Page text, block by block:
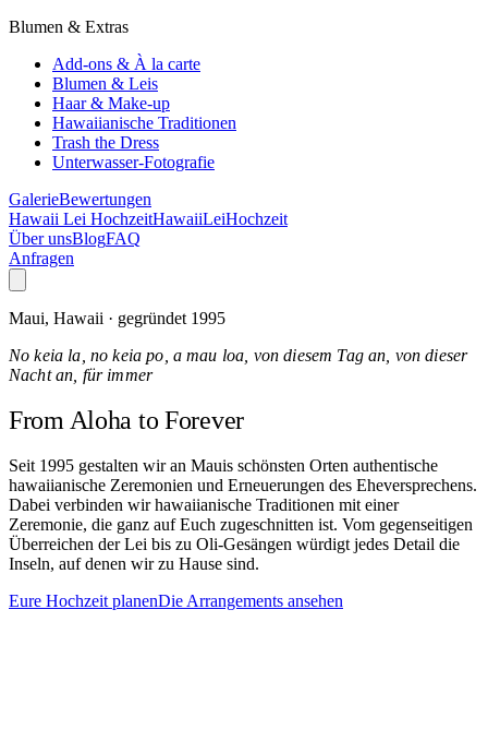
Blumen & Extras
Add-ons & À la carte
Blumen & Leis
Haar & Make-up
Hawaiianische Traditionen
Trash the Dress
Unterwasser-Fotografie
GalerieBewertungen
Hawaii Lei HochzeitHawaiiLeiHochzeit
Über unsBlogFAQ
Anfragen
Maui, Hawaii · gegründet 1995
No keia la, no keia po, a mau loa, von diesem Tag an, von dieser
Nacht an, für immer
From Aloha to Forever
Seit 1995 gestalten wir an Mauis schönsten Orten authentische
hawaiianische Zeremonien und Erneuerungen des Eheversprechens.
Dabei verbinden wir hawaiianische Traditionen mit einer
Zeremonie, die ganz auf Euch zugeschnitten ist. Vom gegenseitigen
Überreichen der Lei bis zu Oli-Gesängen würdigt jedes Detail die
Inseln, auf denen wir zu Hause sind.
Eure Hochzeit planenDie Arrangements ansehen